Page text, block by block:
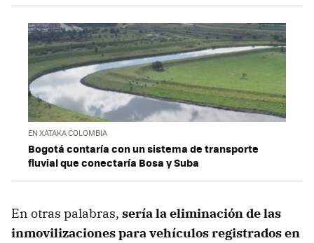
EN XATAKA COLOMBIA
Bogotá contaría con un sistema de transporte
fluvial que conectaría Bosa y Suba
En otras palabras, sería la eliminación de las
inmovilizaciones para vehículos registrados en